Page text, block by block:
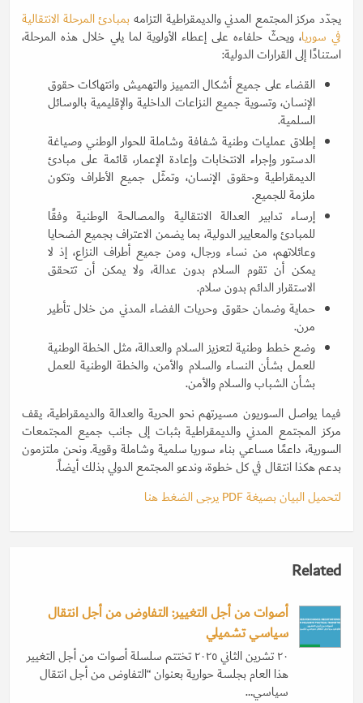
يجدّد مركز المجتمع المدني والديمقراطية التزامه بمبادئ المرحلة الانتقالية
في سوريا، ويحثّ حلفاءه على إعطاء الأولوية لما يلي خلال هذه المرحلة،
استنادًا إلى القرارات الدولية:
القضاء على جميع أشكال التمييز والتهميش وانتهاكات حقوق
الإنسان، وتسوية جميع النزاعات الداخلية والإقليمية بالوسائل
السلمية.
إطلاق عمليات وطنية شفافة وشاملة للحوار الوطني وصياغة
الدستور وإجراء الانتخابات وإعادة الإعمار، قائمة على مبادئ
الديمقراطية وحقوق الإنسان، وتمثّل جميع الأطراف وتكون
ملزمة للجميع.
إرساء تدابير العدالة الانتقالية والمصالحة الوطنية وفقًا
للمبادئ والمعايير الدولية، بما يضمن الاعتراف بجميع الضحايا
وعائلاتهم، من نساء ورجال، ومن جميع أطراف النزاع، إذ لا
يمكن أن تقوم السلام بدون عدالة، ولا يمكن أن تتحقق
الاستقرار الدائم بدون سلام.
حماية وضمان حقوق وحريات الفضاء المدني من خلال تأطير
مرن.
وضع خطط وطنية لتعزيز السلام والعدالة، مثل الخطة الوطنية
للعمل بشأن النساء والسلام والأمن، والخطة الوطنية للعمل
بشأن الشباب والسلام والأمن.
فيما يواصل السوريون مسيرتهم نحو الحرية والعدالة والديمقراطية، يقف
مركز المجتمع المدني والديمقراطية بثبات إلى جانب جميع المجتمعات
السورية، داعمًا مساعي بناء سوريا سلمية وشاملة وقوية. ونحن ملتزمون
بدعم هكذا انتقال في كل خطوة، وندعو المجتمع الدولي بذلك أيضاً.
لتحميل البيان بصيغة PDF يرجى الضغط هنا
Related
أصوات من أجل التغيير: التفاوض من أجل انتقال
سياسي تشميلي
٢٠ تشرين الثاني ٢٠٢٥ تختتم سلسلة أصوات من أجل التغيير
هذا العام بجلسة حوارية بعنوان “التفاوض من أجل انتقال
سياسي…